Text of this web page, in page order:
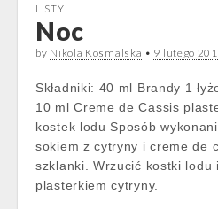
LISTY
Noc
by Nikola Kosmalska • 9 lutego
Składniki: 40 ml Brandy 1
10 ml Creme de Cassis
kostek lodu Sposób
sokiem z cytryny i creme de
szklanki. Wrzucić kostki lodu
plasterkiem cytryny.